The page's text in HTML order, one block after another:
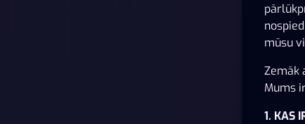
mūsu
Zemāk
Mums
1. KAS